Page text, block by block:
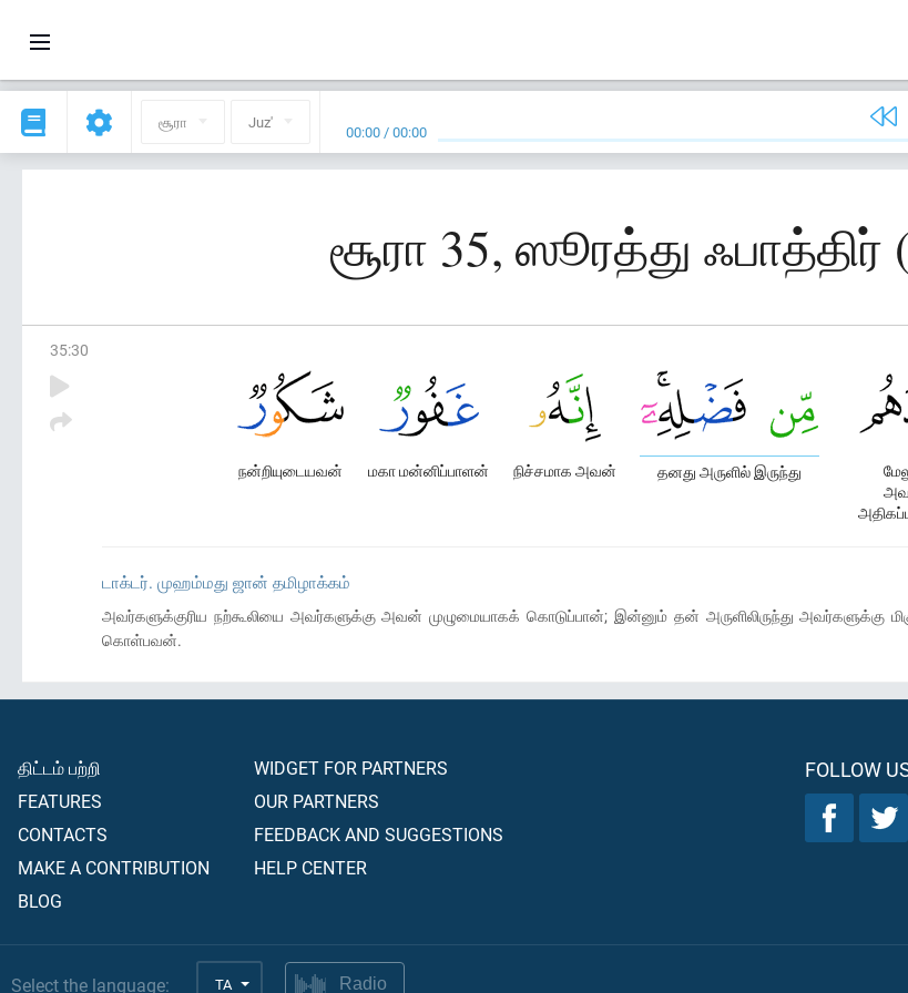
சூரா Juz' 00:00 /00:00
சூரா 35, ஸூரத்து
35:30
தனது அருளில் இருந்து
நிச்சமாக அவன்
மகா மன்னிப்பாளன்
நன்றியுடையவன்
டாக்டர். முஹம்மது ஜான் தமிழாக்கம்
அவர்களுக்குரிய நற்கூலியை அவர்களுக்கு அவன் முழுமையாகக் கொடுப்பான்; இன்னும் தன் அருளிலிருந்து அவர்களுக்கு
கொள்பவன்.
திட்டம் பற்றி
FEATURES
CONTACTS
MAKE A CONTRIBUTION
BLOG
WIDGET FOR PARTNERS
OUR PARTNERS
FEEDBACK AND SUGGESTIONS
HELP CENTER
FOLLOW
Select the language: TA Radio